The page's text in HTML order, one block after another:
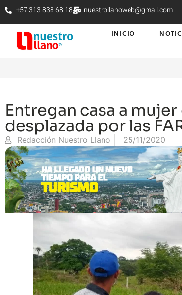
+57 313 838 68 18 nuestrollanoweb@gmail.com
INICIO
Entregan casa a
desplazada por las
Redacción Nuestro Llano 25/11/2020